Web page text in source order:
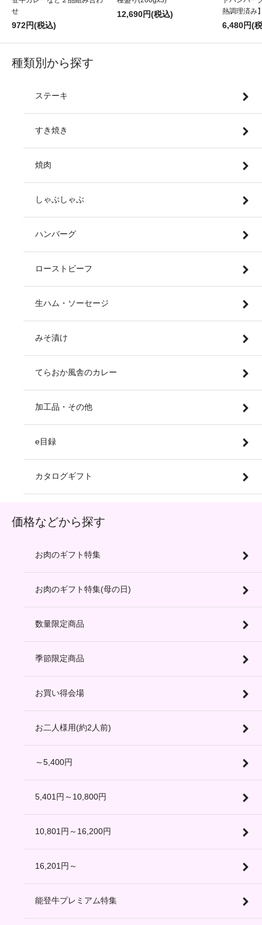
せ
972円(税込)
12,690円(税込)
熱調理済み
6,480円(
種類別から探す
ステーキ
すき焼き
焼肉
しゃぶしゃぶ
ハンバーグ
ローストビーフ
生ハム・ソーセージ
みそ漬け
てらおか風舎のカレー
加工品・その他
e目録
カタログギフト
価格などから探す
お肉のギフト特集
お肉のギフト特集(母の日)
数量限定商品
季節限定商品
お買い得会場
お二人様用(約2人前)
～5,400円
5,401円～10,800円
10,801円～16,200円
16,201円～
能登牛プレミアム特集